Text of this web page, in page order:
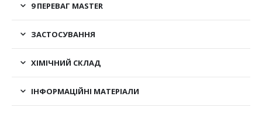
9 ПЕРЕВАГ MASTER
ЗАСТОСУВАННЯ
ХІМІЧНИЙ СКЛАД
ІНФОРМАЦІЙНІ МАТЕРІАЛИ